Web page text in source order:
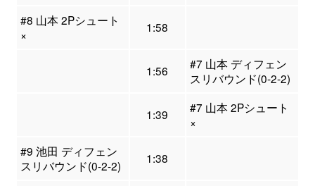
#8 山本 2Pシュート
×
1:58
1:56
#7 山本 ディフェン
スリバウンド(0-2-2)
1:39
#7 山本 2Pシュート
×
#9 池田 ディフェン
スリバウンド(0-2-2)
1:38